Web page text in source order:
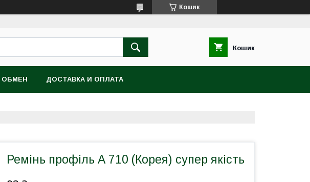
Кошик
Кошик
ОБМЕН ДОСТАВКА И ОПЛАТА
Ремінь профіль А 710 (Корея) супер якість